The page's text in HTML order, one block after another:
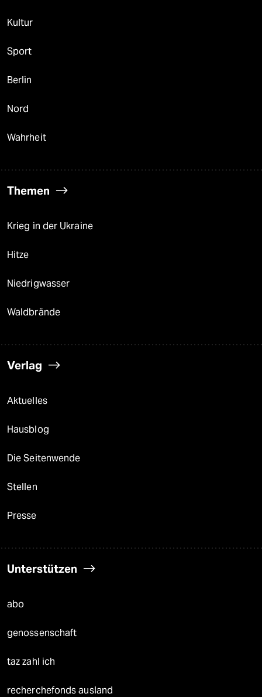
Kultur
Sport
Berlin
Nord
Wahrheit
Themen
Krieg in der Ukraine
Hitze
Niedrigwasser
Waldbrände
Verlag
Aktuelles
Hausblog
Die Seitenwende
Stellen
Presse
Unterstützen
abo
genossenschaft
taz zahl ich
recherchefonds ausland